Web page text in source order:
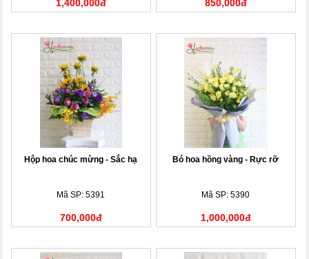
1,400,000đ 850,000đ
Hộp hoa chúc mừng - Sắc hạ
Mã SP: 5391
700,000đ
Bó hoa hồng vàng - Rực rỡ
Mã SP: 5390
1,000,000đ